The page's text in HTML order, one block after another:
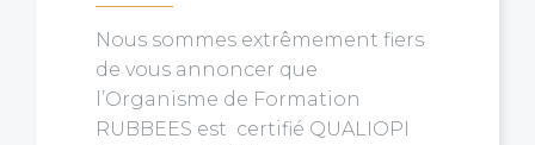
Nous sommes extrêmement fiers
de vous annoncer que
l’Organisme de Formation
RUBBEES est certifié QUALIOPI